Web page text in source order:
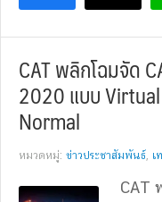
CAT พลิกโฉมจัด
2020 แบบ
Normal
หมวดหมู่: ข่าวประชาสัมพันธ์, เ
CAT